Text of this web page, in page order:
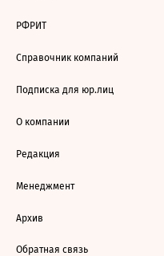
РФРИТ
Справочник компаний
Подписка для юр.лиц
О компании
Редакция
Менеджмент
Архив
Обратная связь